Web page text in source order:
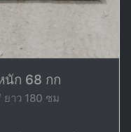
นัก 68 กก
ยาว 180 ซม